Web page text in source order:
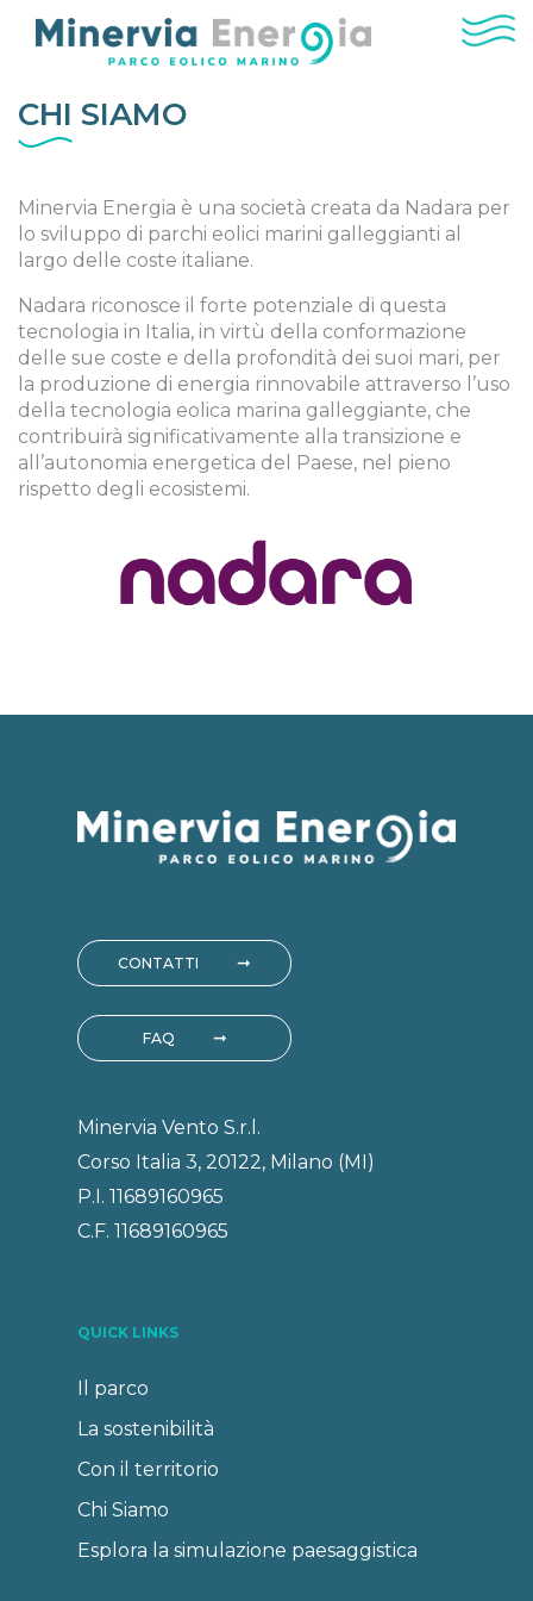
CHI SIAMO
Minervia Energia è una società creata da Nadara per
lo sviluppo di parchi eolici marini galleggianti al
largo delle coste italiane.
Nadara riconosce il forte potenziale di questa
tecnologia in Italia, in virtù della conformazione
delle sue coste e della profondità dei suoi mari, per
la produzione di energia rinnovabile attraverso l’uso
della tecnologia eolica marina galleggiante, che
contribuirà significativamente alla transizione e
all’autonomia energetica del Paese, nel pieno
rispetto degli ecosistemi.
CONTATTI
FAQ
Minervia Vento S.r.l.
Corso Italia 3, 20122, Milano (MI)
P.I. 11689160965
C.F. 11689160965
QUICK LINKS
Il parco
La sostenibilità
Con il territorio
Chi Siamo
Esplora la simulazione paesaggistica